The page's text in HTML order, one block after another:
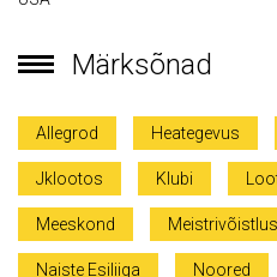
Märksõnad
Allegrod Heategevus
Jklootos Klubi
Meeskond
Naiste Esiliiga Noored